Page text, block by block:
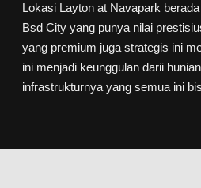
Lokasi Layton at Navapark
Bsd City yang punya nilai
yang premium juga strategis ini
ini menjadi keunggulan darii
infrastrukturnya yang semua ini